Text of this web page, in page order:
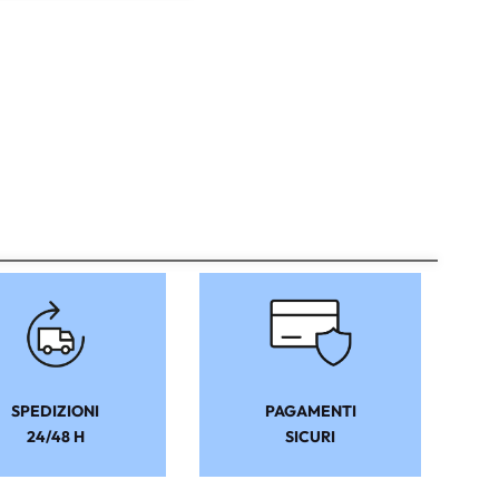
SPEDIZIONI
24/48 H
PAGAMENTI
SICURI